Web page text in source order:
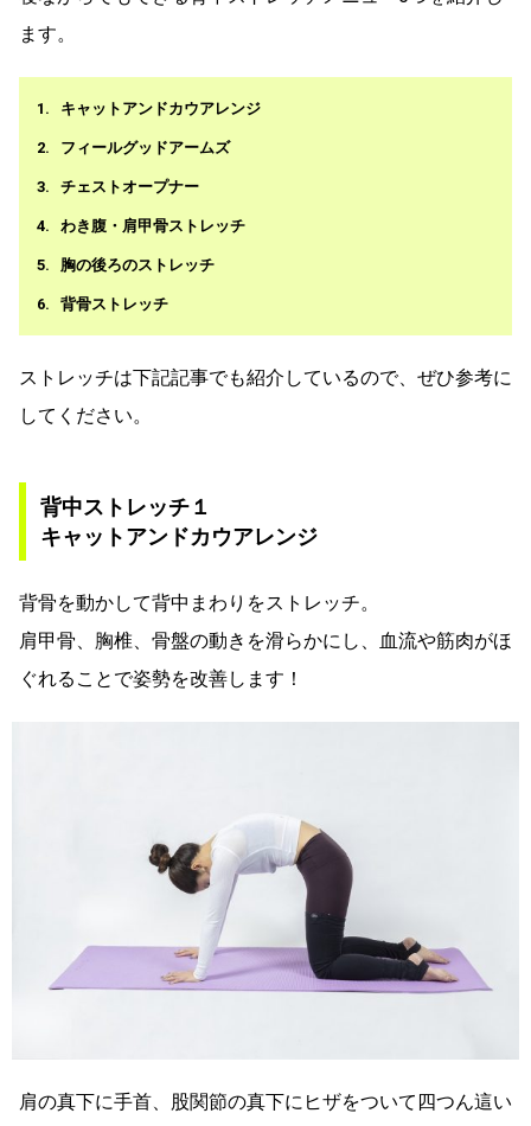
ます。
キャットアンドカウアレンジ
フィールグッドアームズ
チェストオープナー
わき腹・肩甲骨ストレッチ
胸の後ろのストレッチ
背骨ストレッチ
ストレッチは下記記事でも紹介しているので、ぜひ参考に
してください。
背中ストレッチ１
キャットアンドカウアレンジ
背骨を動かして背中まわりをストレッチ。
肩甲骨、胸椎、骨盤の動きを滑らかにし、血流や筋肉がほ
ぐれることで姿勢を改善します！
肩の真下に手首、股関節の真下にヒザをついて四つん這い